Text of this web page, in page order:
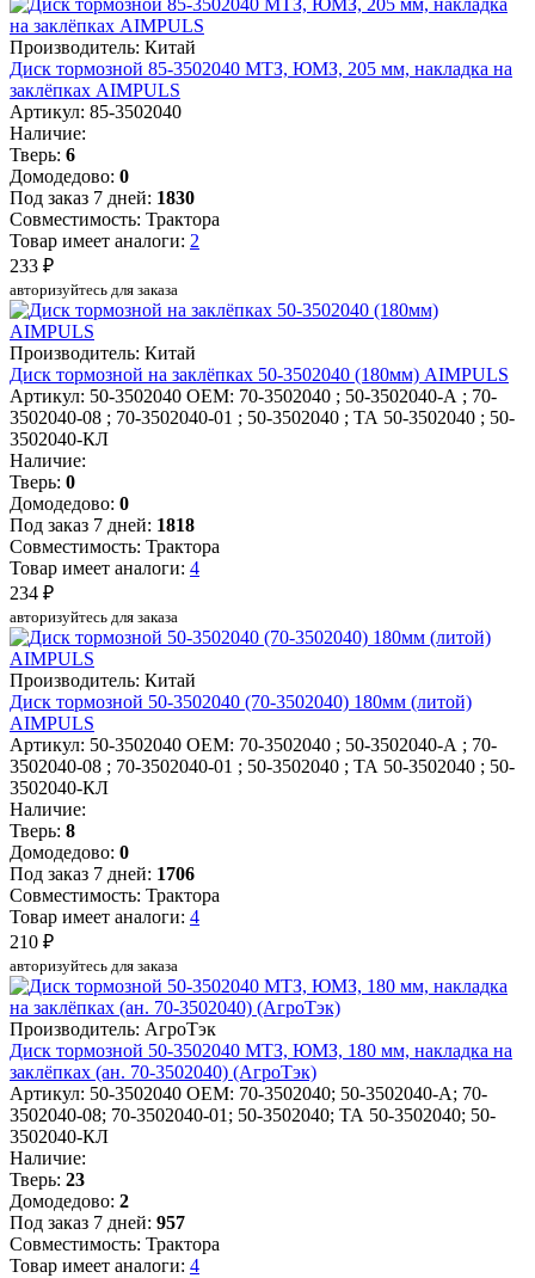
Производитель: Китай
Диск тормозной 85-3502040 МТЗ, ЮМЗ, 205 мм, накладка на
заклёпках AIMPULS
Артикул: 85-3502040
Наличие:
Тверь: 6
Домодедово: 0
Под заказ 7 дней: 1830
Совместимость: Трактора
Товар имеет аналоги: 2
233 ₽
авторизуйтесь для заказа
Производитель: Китай
Диск тормозной на заклёпках 50-3502040 (180мм) AIMPULS
Артикул: 50-3502040 OEM: 70-3502040 ; 50-3502040-А ; 70-
3502040-08 ; 70-3502040-01 ; 50-3502040 ; ТА 50-3502040 ; 50-
3502040-КЛ
Наличие:
Тверь: 0
Домодедово: 0
Под заказ 7 дней: 1818
Совместимость: Трактора
Товар имеет аналоги: 4
234 ₽
авторизуйтесь для заказа
Производитель: Китай
Диск тормозной 50-3502040 (70-3502040) 180мм (литой)
AIMPULS
Артикул: 50-3502040 OEM: 70-3502040 ; 50-3502040-А ; 70-
3502040-08 ; 70-3502040-01 ; 50-3502040 ; ТА 50-3502040 ; 50-
3502040-КЛ
Наличие:
Тверь: 8
Домодедово: 0
Под заказ 7 дней: 1706
Совместимость: Трактора
Товар имеет аналоги: 4
210 ₽
авторизуйтесь для заказа
Производитель: АгроТэк
Диск тормозной 50-3502040 МТЗ, ЮМЗ, 180 мм, накладка на
заклёпках (ан. 70-3502040) (АгроТэк)
Артикул: 50-3502040 OEM: 70-3502040; 50-3502040-А; 70-
3502040-08; 70-3502040-01; 50-3502040; ТА 50-3502040; 50-
3502040-КЛ
Наличие:
Тверь: 23
Домодедово: 2
Под заказ 7 дней: 957
Совместимость: Трактора
Товар имеет аналоги: 4